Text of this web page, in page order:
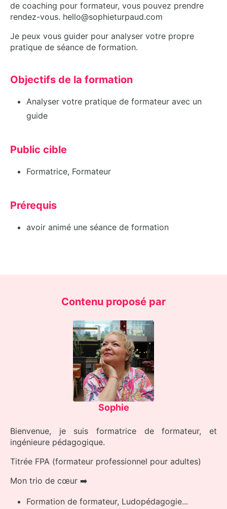
de coaching pour formateur, vous pouvez prendre
rendez-vous. hello@sophieturpaud.com
Je peux vous guider pour analyser votre propre
pratique de séance de formation.
Objectifs de la formation
Analyser votre pratique de formateur avec un
guide
Public cible
Formatrice, Formateur
Prérequis
avoir animé une séance de formation
Contenu proposé par
Sophie
Bienvenue, je suis formatrice de formateur, et
ingénieure pédagogique.
Titrée FPA (formateur professionnel pour adultes)
Mon trio de cœur ➡️
Formation de formateur, Ludopédagogie...